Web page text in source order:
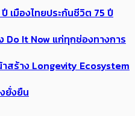
เมืองไทยประกันชีวิต 75 ปี
It Now แก่ทุกช่องทางการ
สร้าง Longevity Ecosystem
ยั่งยืน